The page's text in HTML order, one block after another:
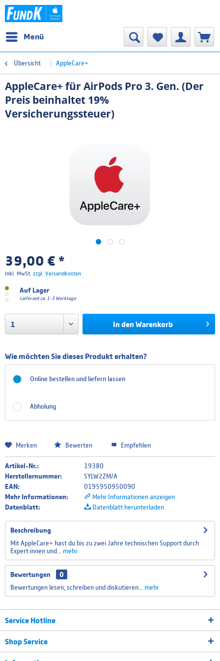
Menü
Übersicht AppleCare+
AppleCare+ für AirPods Pro 3. Gen. (Der
Preis beinhaltet 19%
Versicherungssteuer)
39,00 € *
inkl. MwSt. zzgl. Versandkosten
Auf Lager
Lieferzeit ca. 1-3 Werktage
In den Warenkorb
Wie möchten Sie dieses Produkt erhalten?
Online bestellen und liefern lassen
Abholung
Merken Bewerten Empfehlen
Artikel-Nr.:
19380
Herstellernummer:
SYLW2ZM/A
EAN:
0195950950090
Mehr Informationen:
Mehr Informationen anzeigen
Datenblatt:
Datenblatt herunterladen
Beschreibung
Mit AppleCare+ hast du bis zu zwei Jahre technischen Support durch
Expert:innen und...
mehr
Bewertungen
0
Bewertungen lesen, schreiben und diskutieren...
mehr
Service Hotline
Shop Service